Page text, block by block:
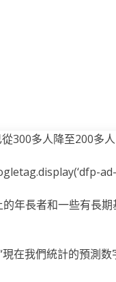
300多人降至200多
ad-
年長者和一些有長
在我們統計的預測